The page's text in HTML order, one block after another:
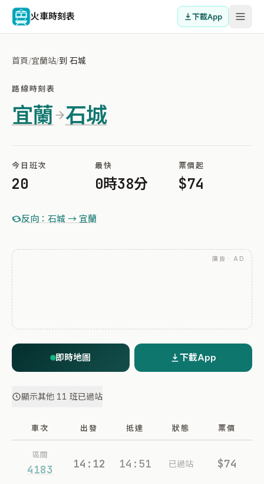
火車時刻表 下載App
首頁/宜蘭站/到 石城
路線時刻表
宜蘭 石城
今日班次
20
最快
0時38分
票價起
$74
反向：石城 → 宜蘭
廣告 · AD
即時地圖 下載App
顯示其他 11 班已過站
車次 出發 抵達 狀態 票價
區間
4183 14:12 14:51 已過站 $74